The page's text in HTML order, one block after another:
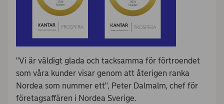
"Vi är väldigt glada och tacksamma för förtroendet
som våra kunder visar genom att återigen ranka
Nordea som nummer ett", Peter Dalmalm, chef för
företagsaffären i Nordea Sverige.